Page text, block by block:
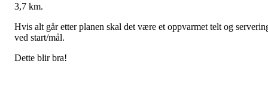
3,7 km.
Hvis alt går etter planen skal det være et oppvarmet telt og
ved start/mål.
Dette blir bra!